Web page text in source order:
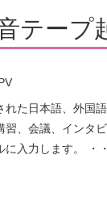
テープ
れた日本語、外国
習、会議、インタ
に入力します。 ・